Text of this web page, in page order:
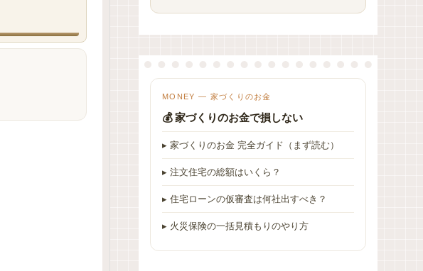
MONEY — 家づくりのお金
💰 家づくりのお金で損しない
▸ 家づくりのお金 完全ガイド（まず読む）
▸ 注文住宅の総額はいくら？
▸ 住宅ローンの仮審査は何社出すべき？
▸ 火災保険の一括見積もりのやり方